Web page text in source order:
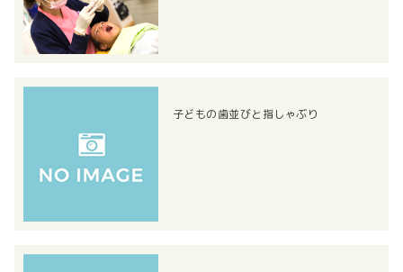
子どもの歯並びと指しゃぶり